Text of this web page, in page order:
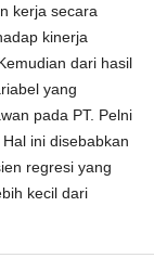
kerja secara
kinerja
dari hasil
yang
pada PT. Pelni
ini disebabkan
regresi yang
kecil dari